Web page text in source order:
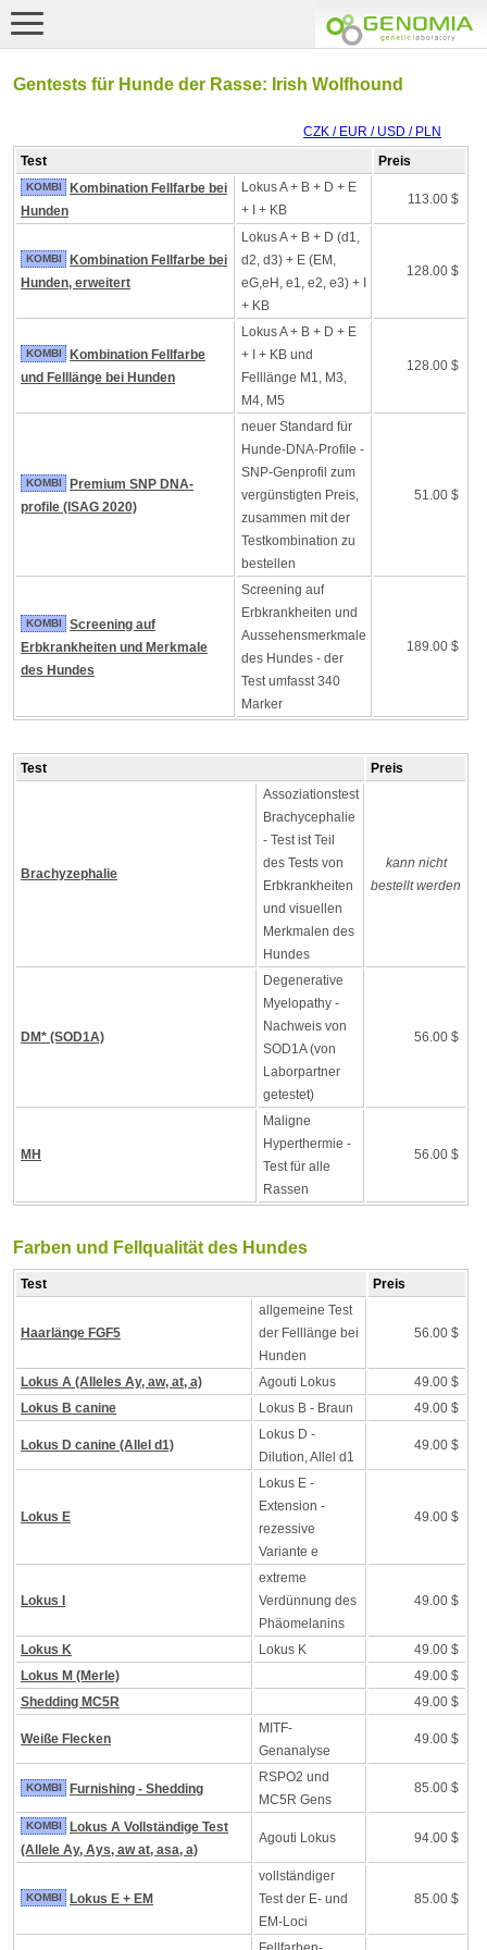
Gentests für Hunde der Rasse: Irish Wolfhound
CZK / EUR / USD / PLN
Test
Preis
KOMBI
Kombination Fellfarbe bei
Hunden
Lokus A + B + D + E
+ I + KB
113.00 $
KOMBI
Kombination Fellfarbe bei
Hunden, erweitert
Lokus A + B + D (d1,
d2, d3) + E (EM,
eG,eH, e1, e2, e3) + I
+ KB
128.00 $
KOMBI
Kombination Fellfarbe
und Felllänge bei Hunden
Lokus A + B + D + E
+ I + KB und
Felllänge M1, M3,
M4, M5
128.00 $
KOMBI
Premium SNP DNA-
profile (ISAG 2020)
neuer Standard für
Hunde-DNA-Profile -
SNP-Genprofil zum
vergünstigten Preis,
zusammen mit der
Testkombination zu
bestellen
51.00 $
KOMBI
Screening auf
Erbkrankheiten und Merkmale
des Hundes
Screening auf
Erbkrankheiten und
Aussehensmerkmale
des Hundes - der
Test umfasst 340
Marker
189.00 $
Test Preis
Brachyzephalie
Assoziationstest
Brachycephalie
- Test ist Teil
des Tests von
Erbkrankheiten
und visuellen
Merkmalen des
Hundes
kann nicht
bestellt werden
DM* (SOD1A)
Degenerative
Myelopathy -
Nachweis von
SOD1A (von
Laborpartner
getestet)
56.00 $
MH
Maligne
Hyperthermie -
Test für alle
Rassen
56.00 $
Farben und Fellqualität des Hundes
Test Preis
Haarlänge FGF5
allgemeine Test
der Felllänge bei
Hunden
56.00 $
Lokus A (Alleles Ay, aw, at, a) Agouti Lokus
49.00 $
Lokus B canine
Lokus B - Braun 49.00 $
Lokus D canine (Allel d1)
Lokus D -
Dilution, Allel d1
49.00 $
Lokus E
Lokus E -
Extension -
rezessive
Variante e
49.00 $
Lokus I
extreme
Verdünnung des
Phäomelanins
49.00 $
Lokus K Lokus K
49.00 $
Lokus M (Merle)
49.00 $
Shedding MC5R
49.00 $
Weiße Flecken
MITF-
Genanalyse
49.00 $
KOMBI Furnishing - Shedding
RSPO2 und
MC5R Gens
85.00 $
KOMBI
Lokus A Vollständige Test
(Allele Ay, Ays, aw at, asa, a)
Agouti Lokus 94.00 $
KOMBI Lokus E + EM
vollständiger
Test der E- und
EM-Loci
85.00 $